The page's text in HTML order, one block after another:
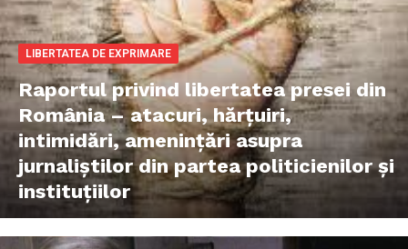
LIBERTATEA DE EXPRIMARE
Raportul privind libertatea presei din
România – atacuri, hărțuiri,
intimidări, amenințări asupra
jurnaliștilor din partea politicienilor și
instituțiilor